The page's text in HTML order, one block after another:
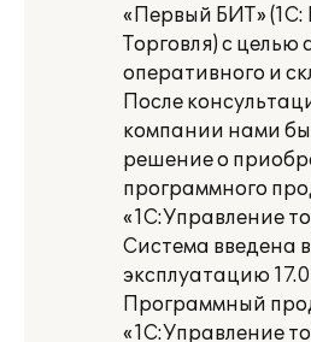
«Первый БИТ» (1С:
Торговля) с
оперативного и
После
компании нами
решение о
программного
«1С:Управление
Система введена
эксплуатацию
Программный
«1С:Управление